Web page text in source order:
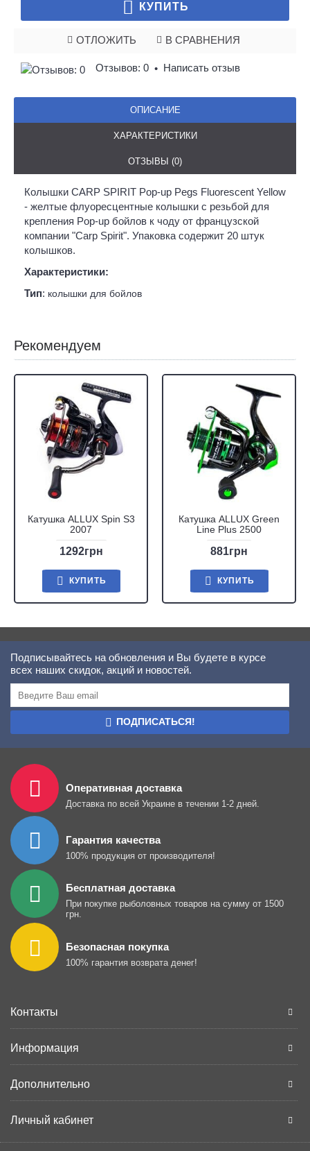
КУПИТЬ
ОТЛОЖИТЬ В СРАВНЕНИЯ
Отзывов: 0 • Написать отзыв
ОПИСАНИЕ
ХАРАКТЕРИСТИКИ
ОТЗЫВЫ (0)
Колышки CARP SPIRIT Pop-up Pegs Fluorescent Yellow
- желтые флуоресцентные колышки с резьбой для
крепления Pop-up бойлов к чоду от французской
компании "Carp Spirit". Упаковка содержит 20 штук
колышков.
Характеристики:
Тип: колышки для бойлов
Рекомендуем
Катушка ALLUX Spin S3
2007
1292грн
КУПИТЬ
Катушка ALLUX Green
Line Plus 2500
881грн
КУПИТЬ
Подписывайтесь на обновления и Вы будете в курсе
всех наших скидок, акций и новостей.
ПОДПИСАТЬСЯ!
Оперативная доставка
Доставка по всей Украине в течении 1-2 дней.
Гарантия качества
100% продукция от производителя!
Бесплатная доставка
При покупке рыболовных товаров на сумму от 1500
грн.
Безопасная покупка
100% гарантия возврата денег!
Контакты
Информация
Дополнительно
Личный кабинет